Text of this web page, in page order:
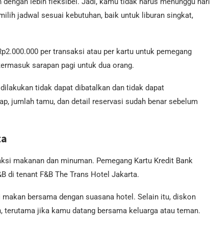
jadwal sesuai kebutuhan, baik untuk liburan singkat,
per transaksi atau per kartu untuk pemegang
sarapan pagi untuk dua orang.
tidak dapat dibatalkan dan tidak dapat
jumlah tamu, dan detail reservasi sudah benar sebelum
makanan dan minuman. Pemegang Kartu Kredit Bank
di tenant F&B The Trans Hotel Jakarta.
bersama dengan suasana hotel. Selain itu, diskon
jika kamu datang bersama keluarga atau teman.